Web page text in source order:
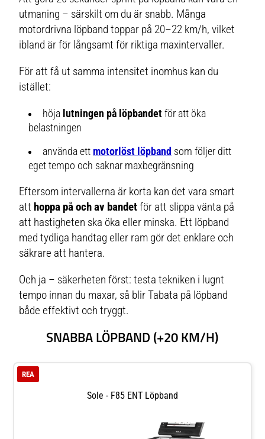
utmaning – särskilt om du är snabb. Många
motordrivna löpband toppar på 20–22 km/h, vilket
ibland är för långsamt för riktiga maxintervaller.
För att få ut samma intensitet inomhus kan du
istället:
höja lutningen på löpbandet för att öka
belastningen
använda ett motorlöst löpband som följer ditt
eget tempo och saknar maxbegränsning
Eftersom intervallerna är korta kan det vara smart
atthoppa på och av bandetför att slippa vänta på
att hastigheten ska öka eller minska. Ett löpband
med tydliga handtag eller ram gör det enklare och
säkrare att hantera.
Och ja – säkerheten först: testa tekniken i lugnt
tempo innan du maxar, så blir Tabata på löpband
både effektivt och tryggt.
SNABBA LÖPBAND (+20 KM/H)
Sole - F85 ENT Löpband
REA